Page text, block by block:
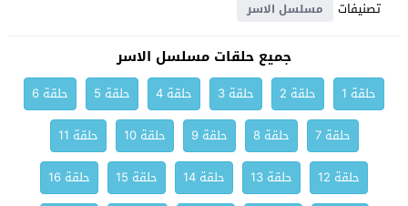
تصنيفات
مسلسل الاسر
جميع حلقات مسلسل الاسر
حلقة 1 حلقة 2 حلقة 3 حلقة 4 حلقة 5
حلقة 6
حلقة 7
حلقة 8 حلقة 9 حلقة 10
حلقة 11
حلقة 12
حلقة 13 حلقة 14 حلقة 15
حلقة 16